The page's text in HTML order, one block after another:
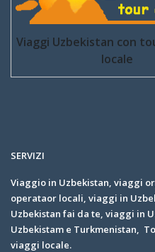
Viaggi Uzbekistan con
locale
SERVIZI
Viaggio in Uzbekistan, viaggi
operataor locali, viaggi in
Uzbekistan fai da te, viaggi in
Uzbekistam e Turkmenistan,
viaggi locale.